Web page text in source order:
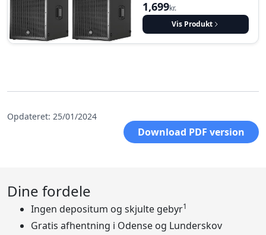
1,699kr.
Vis Produkt
Opdateret: 25/01/2024
Download PDF version
Dine fordele
Ingen depositum og skjulte gebyr1
Gratis afhentning i Odense og Lunderskov